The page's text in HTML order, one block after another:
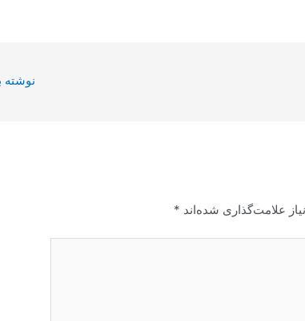
نوشته
علامت‌گذاری شده‌اند *